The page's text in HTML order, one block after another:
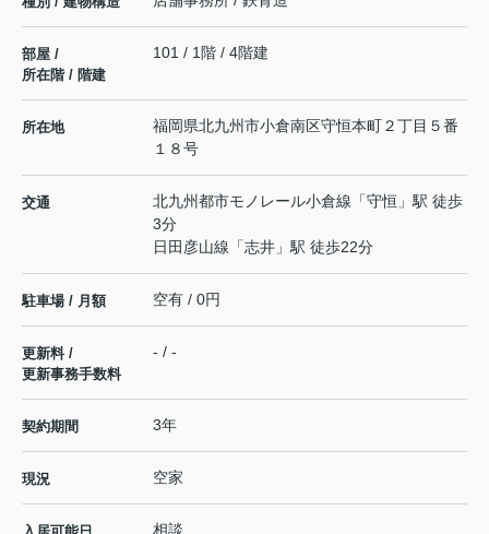
部屋 /
所在階 / 階建
101 / 1階 / 4階建
所在地 福岡県北九州市小倉南区守恒本町２丁目５番
１８号
交通 北九州都市モノレール小倉線 「守恒 」駅 徒歩
3分
日田彦山線 「志井 」駅 徒歩22分
駐車場 / 月額 空有 / 0円
更新料 /
更新事務手数料
- / -
契約期間 3年
現況 空家
相談